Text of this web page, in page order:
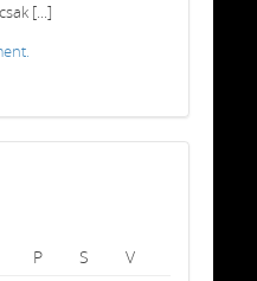
[...]
P S
V